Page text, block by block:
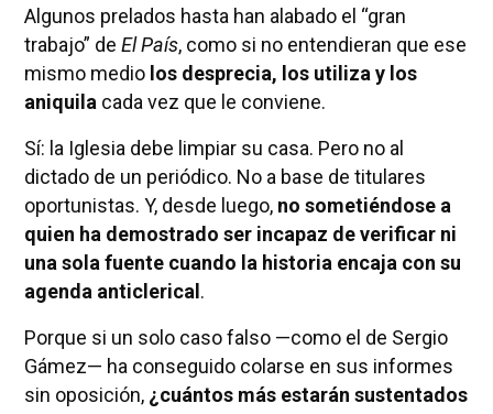
Algunos prelados hasta han alabado el “gran
trabajo” de El País, como si no entendieran que ese
mismo medio los desprecia, los utiliza y los
aniquila cada vez que le conviene.
Sí: la Iglesia debe limpiar su casa. Pero no al
dictado de un periódico. No a base de titulares
oportunistas. Y, desde luego, no sometiéndose a
quien ha demostrado ser incapaz de verificar ni
una sola fuente cuando la historia encaja con su
agenda anticlerical.
Porque si un solo caso falso —como el de Sergio
Gámez— ha conseguido colarse en sus informes
sin oposición, ¿cuántos más estarán sustentados